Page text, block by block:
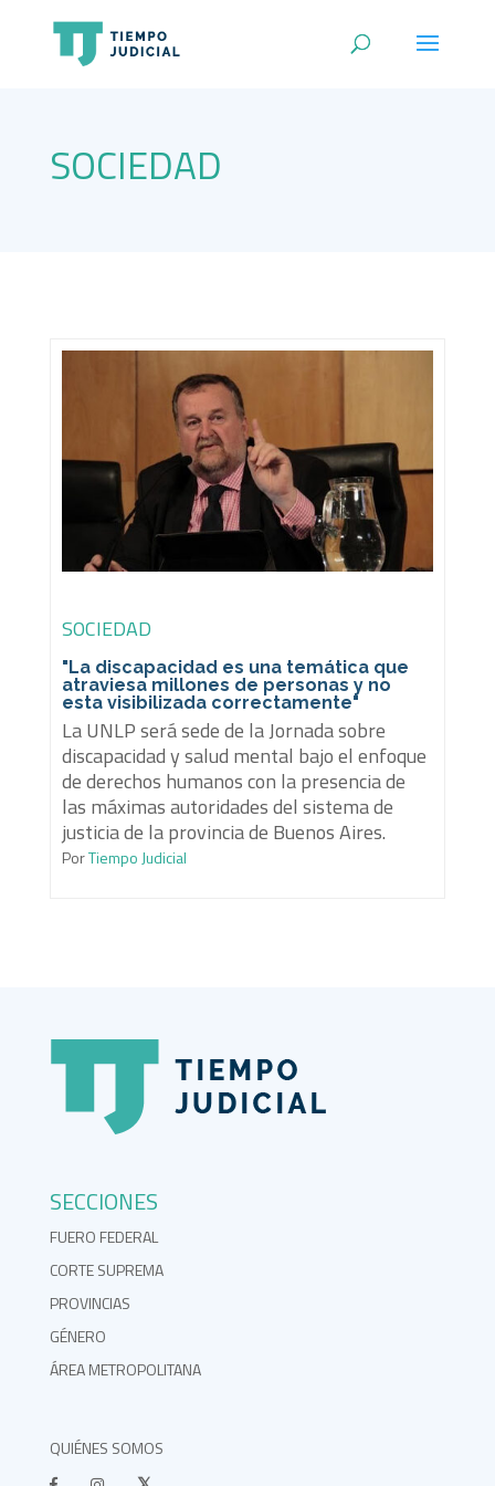
SOCIEDAD
SOCIEDAD
"La discapacidad es una temática que
atraviesa millones de personas y no
esta visibilizada correctamente"
La UNLP será sede de la Jornada sobre
discapacidad y salud mental bajo el enfoque
de derechos humanos con la presencia de
las máximas autoridades del sistema de
justicia de la provincia de Buenos Aires.
PorTiempo Judicial
SECCIONES
FUERO FEDERAL
CORTE SUPREMA
PROVINCIAS
GÉNERO
ÁREA METROPOLITANA
QUIÉNES SOMOS